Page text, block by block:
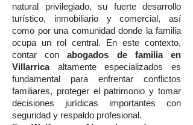
natural privilegiado, su fuerte desarrollo
turístico, inmobiliario y comercial, así
como por una comunidad donde la familia
ocupa un rol central. En este contexto,
contar conabogados de familia en
Villarricaaltamente especializados es
fundamental para enfrentar conflictos
familiares, proteger el patrimonio y tomar
decisiones jurídicas importantes con
seguridad y respaldo profesional.